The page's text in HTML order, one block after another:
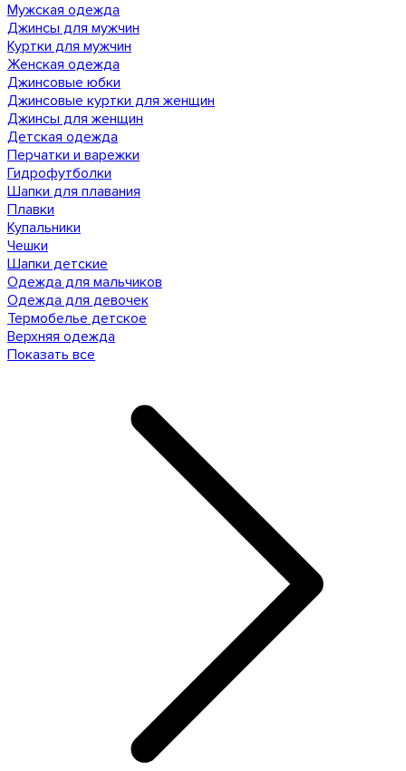
Мужская одежда
Джинсы для мужчин
Куртки для мужчин
Женская одежда
Джинсовые юбки
Джинсовые куртки для женщин
Джинсы для женщин
Детская одежда
Перчатки и варежки
Гидрофутболки
Шапки для плавания
Плавки
Купальники
Чешки
Шапки детские
Одежда для мальчиков
Одежда для девочек
Термобелье детское
Верхняя одежда
Показать все